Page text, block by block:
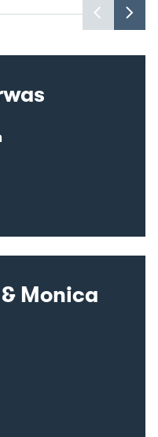
Toon
vorige
slide
Monica